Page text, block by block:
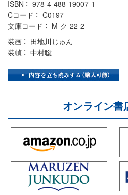
ISBN
978-4-488-19007-1
Cコード
C0197
文庫コード
M-ク-22-2
装画
田地川じゅん
装幀
中村聡
オンライン書